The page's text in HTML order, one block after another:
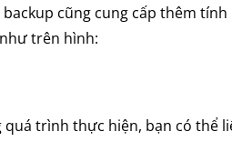
cũng cung cấp thêm
trên hình:
trình thực hiện, bạn có thể